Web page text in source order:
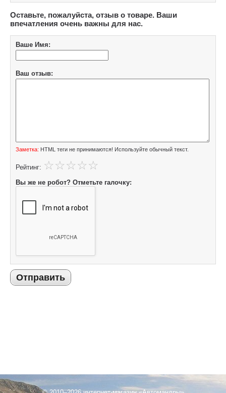
Оставьте, пожалуйста, отзыв о товаре. Ваши
впечатления очень важны для нас.
Ваше Имя:
Ваш отзыв:
Заметка: HTML теги не принимаются! Используйте обычный текст.
Рейтинг:
Вы же не робот? Отметьте галочку:
Отправить